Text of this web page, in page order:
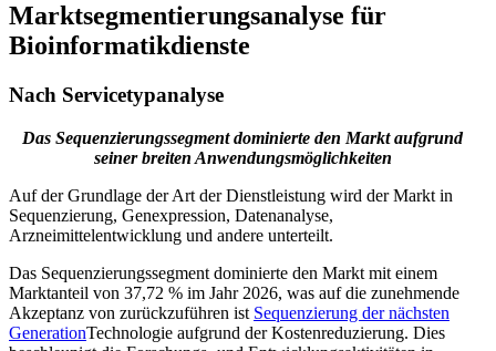
Marktsegmentierungsanalyse für
Bioinformatikdienste
Nach Servicetypanalyse
Das Sequenzierungssegment dominierte den Markt aufgrund
seiner breiten Anwendungsmöglichkeiten
Auf der Grundlage der Art der Dienstleistung wird der Markt in
Sequenzierung, Genexpression, Datenanalyse,
Arzneimittelentwicklung und andere unterteilt.
Das Sequenzierungssegment dominierte den Markt mit einem
Marktanteil von 37,72 % im Jahr 2026, was auf die zunehmende
Akzeptanz von zurückzuführen ist Sequenzierung der nächsten
GenerationTechnologie aufgrund der Kostenreduzierung. Dies